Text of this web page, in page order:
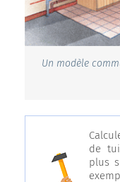
Un modèle
de
plus